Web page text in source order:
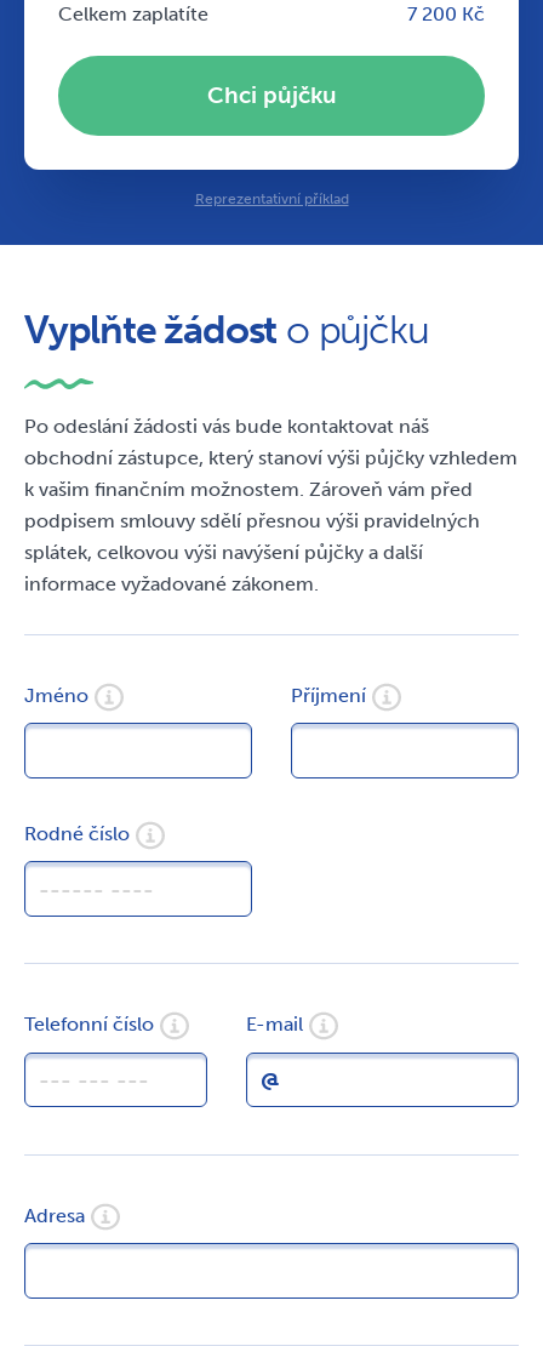
Celkem zaplatíte 7 200 Kč
Chci půjčku
Reprezentativní příklad
Žádost byla úspěšně
Úvodní stránka
Vyplňte žádost o půjčku
Po odeslání žádosti vás bude kontaktovat náš
obchodní zástupce, který stanoví výši půjčky vzhledem
k vašim finančním možnostem. Zároveň vám před
podpisem smlouvy sdělí přesnou výši pravidelných
splátek, celkovou výši navýšení půjčky a další
informace vyžadované zákonem.
Jméno Příjmení
Rodné číslo
Telefonní číslo E-mail
Adresa